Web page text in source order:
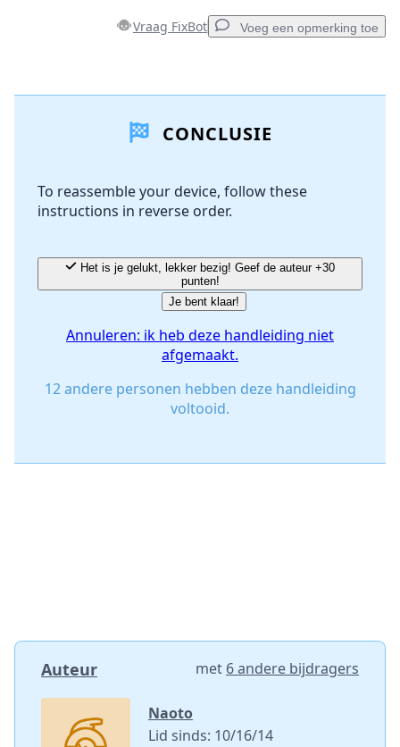
Vraag FixBot Voeg een opmerking toe
Voeg opmerking toe
Annuleren
CONCLUSIE
To reassemble your device, follow these
instructions in reverse order.
punten!
Je bent klaar!
Annuleren: ik heb deze handleiding niet
afgemaakt.
12 andere personen hebben deze handleiding
voltooid.
Auteur met 6 andere bijdragers
Naoto
Lid sinds: 10/16/14